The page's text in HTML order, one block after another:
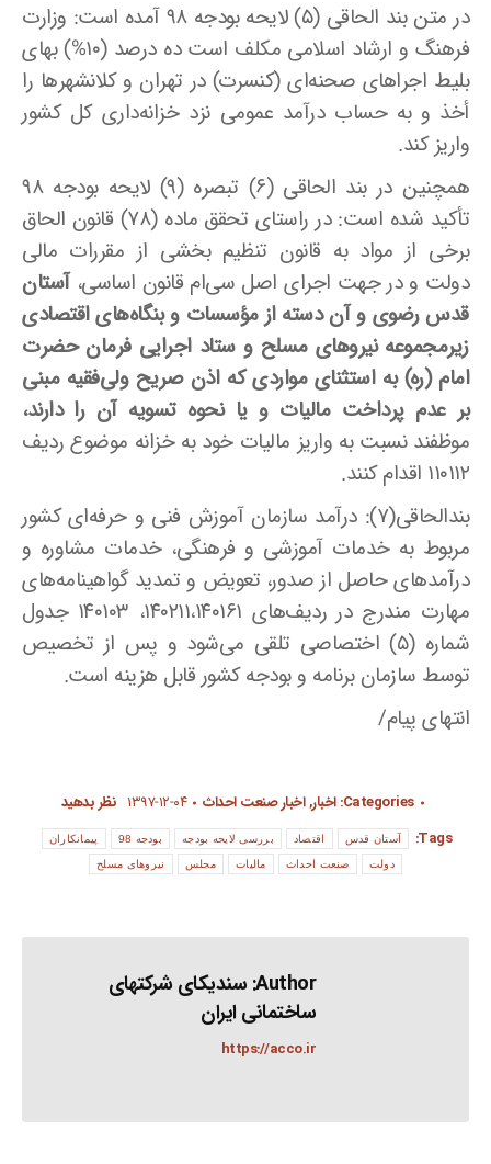
در متن بند الحاقی (۵) لایحه بودجه ۹۸ آمده است: وزارت
فرهنگ و ارشاد اسلامی مکلف است ده‌ درصد (۱۰%) بهای
بلیط اجراهای صحنه‌ای (کنسرت) در تهران و کلانشهرها را
أخذ و به حساب درآمد عمومی نزد خزانه‌داری کل کشور
واریز کند.
همچنین در بند الحاقی (۶) تبصره (۹) لایحه بودجه ۹۸
تأکید شده است: در راستای تحقق ماده (۷۸) قانون الحاق
برخی از مواد به قانون تنظیم بخشی از مقررات مالی
دولت و در جهت اجرای اصل سی‌ام قانون اساسی،آستان
قدس رضوی و آن دسته از مؤسسات و بنگاه‌های اقتصادی
زیرمجموعه نیروهای مسلح و ستاد اجرایی فرمان حضرت
امام (ره) به استثنای مواردی که اذن صریح ولی‌فقیه مبنی
بر عدم پرداخت مالیات و یا نحوه تسویه آن را دارند،
موظفند نسبت به واریز مالیات خود به خزانه موضوع ردیف‌
۱۱۰۱۱۲ اقدام کنند.
بندالحاقی(۷): درآمد سازمان آموزش فنی و حرفه‌ای کشور
مربوط به خدمات آموزشی و فرهنگی، خدمات مشاوره و
درآمدهای حاصل از صدور، تعویض و تمدید گواهینامه‌های
مهارت مندرج در ردیف‌های ۱۴۰۲۱۱،۱۴۰۱۶۱، ۱۴۰۱۰۳ جدول
شماره (۵) اختصاصی تلقی می‌شود و پس از تخصیص
توسط سازمان برنامه و بودجه کشور قابل هزینه است.
انتهای پیام/
Categories: اخبار,اخبار صنعت احداث ۱۳۹۷-۱۲-۰۴ نظر بدهید
Tags:
آستان قدس اقتصاد بررسی لایحه بودجه بودجه 98 پیمانکاران
دولت صنعت احداث مالیات مجلس نیروهای مسلح
Author: سندیکای شرکتهای
ساختمانی ایران
https://acco.ir